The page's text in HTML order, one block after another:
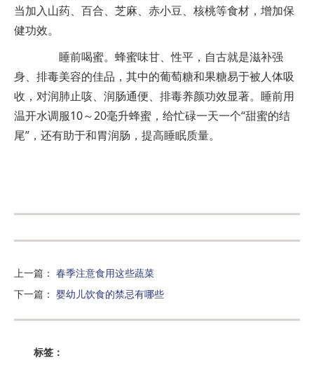
当加入山药、百合、芝麻、赤小豆、核桃等食材，增加保
健功效。
睡前喝蜜。蜂蜜味甘、性平，自古就是滋补强
身、排毒美容的佳品，其中的葡萄糖和果糖易于被人体吸
收，对润肺止咳、润肠通便、排毒养颜功效显著。睡前用
温开水调服10～20毫升蜂蜜，给忙碌一天一个“甜蜜的结
尾”，还有助于和胃润肠，提高睡眠质量。
上一篇 ： 春季注意食用这些蔬菜
下一篇 ： 婴幼儿饮食的禁忌有哪些
标签：